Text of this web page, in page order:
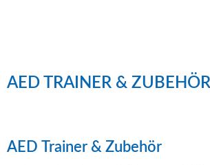
AED TRAINER & ZUBEHÖR
AED Trainer & Zubehör